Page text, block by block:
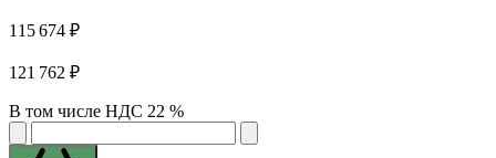
115 674 ₽
121 762 ₽
В том числе НДС 22 %